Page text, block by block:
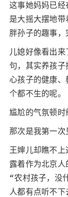
这事她妈妈已
是大摇大摆地
胖孙子的趣事，
儿媳好像看出
句，其实养孩
心孩子的健康
个都不生的呢。
尴尬的气氛顿时
那次是我第一次
王婶儿却瞧不
露着作为北京
“农村孩子，没
人都有点听不